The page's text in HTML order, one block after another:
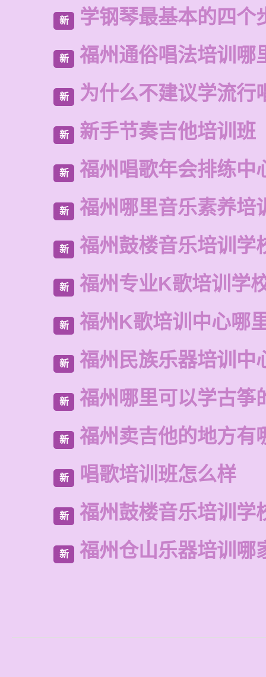
新 学钢琴最基本的四个
新 福州通俗唱法培训哪
新 为什么不建议学流行
新 新手节奏吉他培训班
新 福州唱歌年会排练中
新 福州哪里音乐素养培
新 福州鼓楼音乐培训学
新 福州专业K歌培训学
新 福州K歌培训中心哪
新 福州民族乐器培训中
新 福州哪里可以学古筝
新 福州卖吉他的地方有
新 唱歌培训班怎么样
新 福州鼓楼音乐培训学
新 福州仓山乐器培训哪